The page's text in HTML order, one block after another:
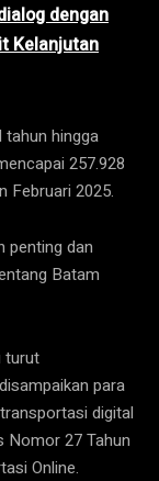
dengan
Kelanjutan
hingga
257.928
Februari 2025.
penting dan
Batam
turut
para
digital
Nomor 27 Tahun
Online.